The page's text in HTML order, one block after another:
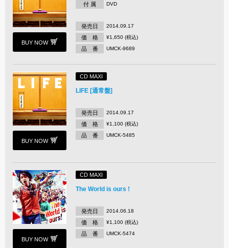
BUY NOW
付 属 DVD
発売日 2014.09.17
価 格 ¥1,650 (税込)
品 番 UMCK-9689
BUY NOW
CD MAXI
LIFE [通常盤]
発売日 2014.09.17
価 格 ¥1,100 (税込)
品 番 UMCK-5485
BUY NOW
CD MAXI
The World is ours !
発売日 2014.06.18
価 格 ¥1,100 (税込)
品 番 UMCK-5474